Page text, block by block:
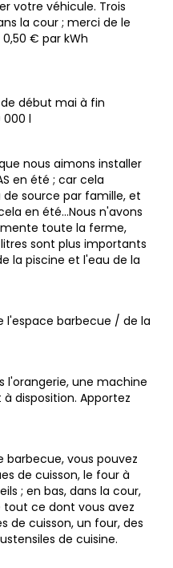
votre véhicule. Trois
la cour ; merci de le
€ par kWh
début mai à fin
l
nous aimons installer
en été ; car cela
de source par famille, et
en été...Nous n'avons
toute la ferme,
sont plus importants
la piscine et l'eau de la
l'espace barbecue / de la
l'orangerie, une machine
disposition. Apportez
barbecue, vous pouvez
de cuisson, le four à
; en bas, dans la cour,
tout ce dont vous avez
de cuisson, un four, des
de cuisine.